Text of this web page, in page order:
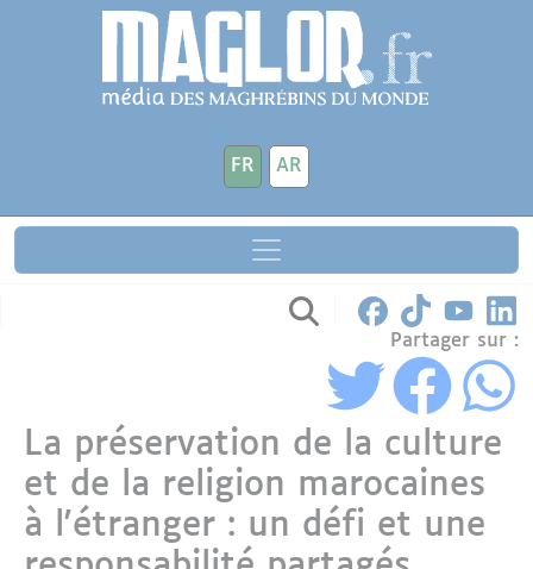
Aller au contenu principal
FR AR
Partager sur :
La préservation de la culture
et de la religion marocaines
à l'étranger : un défi et une
Panneau de gestion des cookies